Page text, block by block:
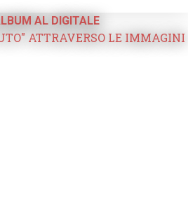
AL DIGITALE
ATTRAVERSO LE IMMAGINI